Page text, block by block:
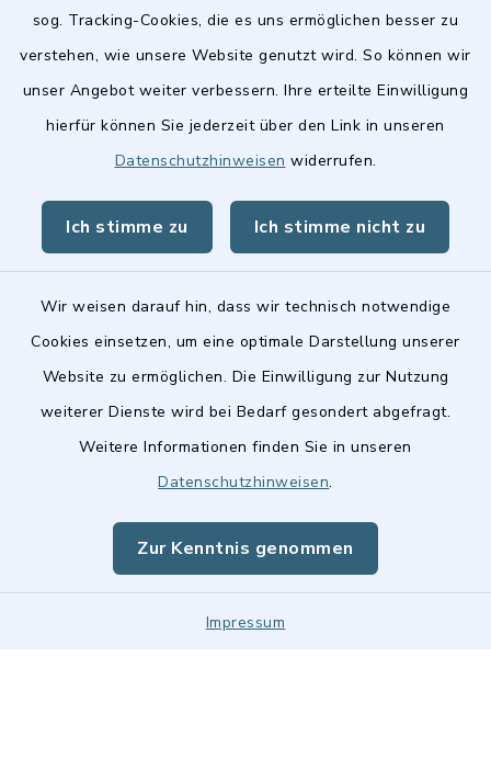
sog. Tracking-Cookies, die es uns ermöglichen besser zu
verstehen, wie unsere Website genutzt wird. So können wir
unser Angebot weiter verbessern. Ihre erteilte Einwilligung
hierfür können Sie jederzeit über den Link in unseren
Datenschutzhinweisen widerrufen.
Ich stimme zu Ich stimme nicht zu
Wir weisen darauf hin, dass wir technisch notwendige
Cookies einsetzen, um eine optimale Darstellung unserer
Website zu ermöglichen. Die Einwilligung zur Nutzung
weiterer Dienste wird bei Bedarf gesondert abgefragt.
Weitere Informationen finden Sie in unseren
Datenschutzhinweisen.
Zur Kenntnis genommen
Impressum
Quicklinks
Stellenangebote
Landkreis Fürth
Barrierefreiheit
Impressum
Sitemap